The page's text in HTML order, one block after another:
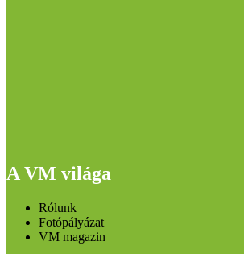
A VM világa
Rólunk
Fotópályázat
VM magazin